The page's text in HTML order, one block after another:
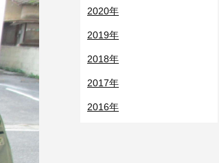
2020年
2019年
2018年
2017年
2016年